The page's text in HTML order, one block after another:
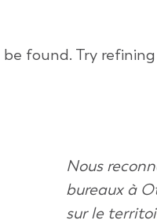
found. Try
Nous
bureaux à
sur le